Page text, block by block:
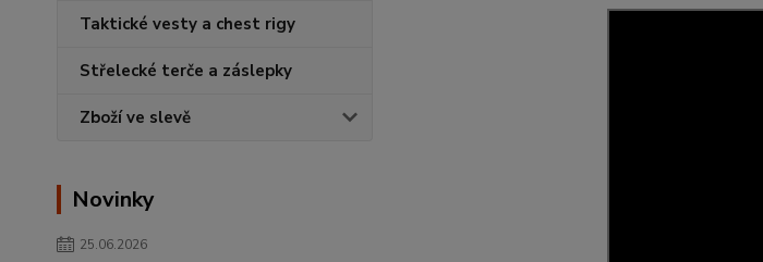
Taktické vesty a chest rigy
Střelecké terče a záslepky
Zboží ve slevě
Novinky
25.06.2026